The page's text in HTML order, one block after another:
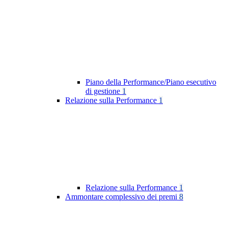
Piano della Performance/Piano esecutivo
di gestione 1
Relazione sulla Performance 1
Relazione sulla Performance 1
Ammontare complessivo dei premi 8